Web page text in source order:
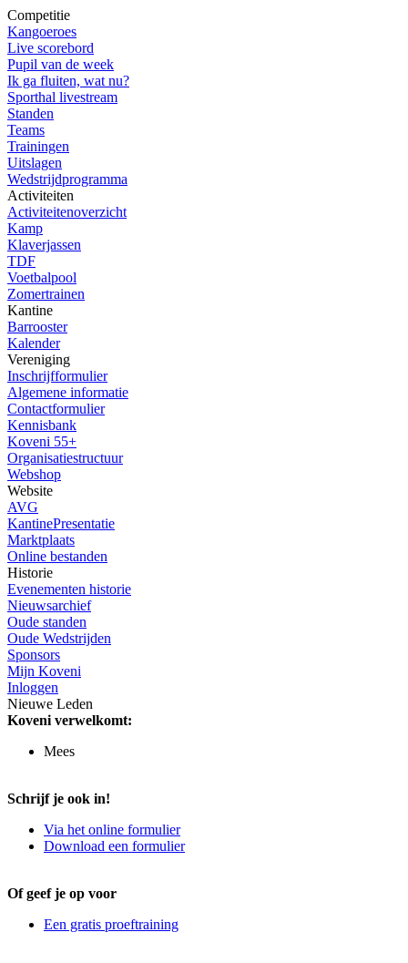
Competitie
Kangoeroes
Live scorebord
Pupil van de week
Ik ga fluiten, wat nu?
Sporthal livestream
Standen
Teams
Trainingen
Uitslagen
Wedstrijdprogramma
Activiteiten
Activiteitenoverzicht
Kamp
Klaverjassen
TDF
Voetbalpool
Zomertrainen
Kantine
Barrooster
Kalender
Vereniging
Inschrijfformulier
Algemene informatie
Contactformulier
Kennisbank
Koveni 55+
Organisatiestructuur
Webshop
Website
AVG
KantinePresentatie
Marktplaats
Online bestanden
Historie
Evenementen historie
Nieuwsarchief
Oude standen
Oude Wedstrijden
Sponsors
Mijn Koveni
Inloggen
Nieuwe Leden
Koveni verwelkomt:
Mees
Schrijf je ook in!
Via het online formulier
Download een formulier
Of geef je op voor
Een gratis proeftraining